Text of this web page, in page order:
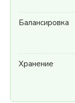
Балансировка
Хранение